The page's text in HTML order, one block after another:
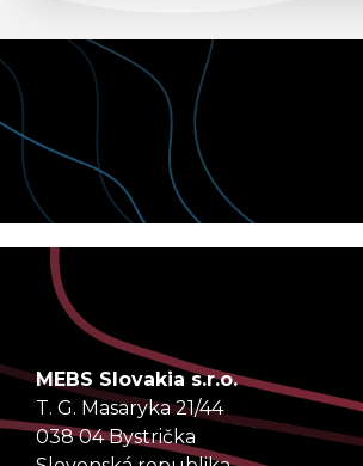
MEBS Slovakia s.r.o.
T. G. Masaryka 21/44
038 04 Bystrička